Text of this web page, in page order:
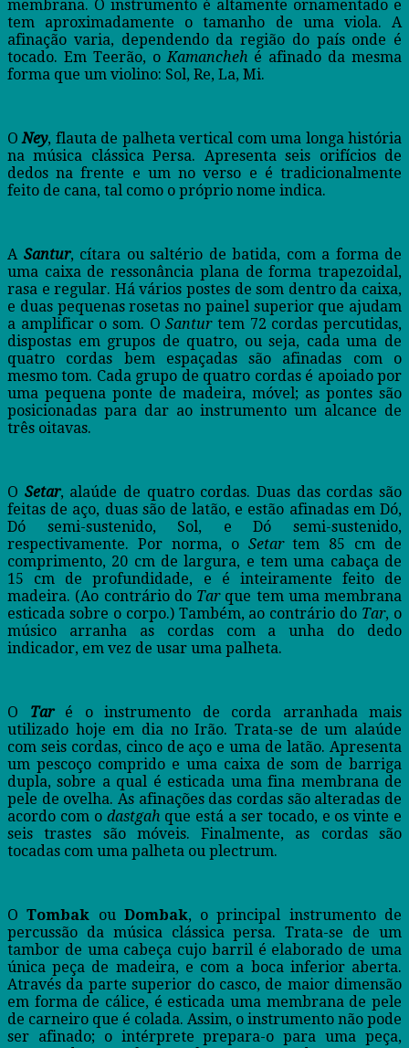
membrana. O instrumento é altamente ornamentado e
tem aproximadamente o tamanho de uma viola. A
afinação varia, dependendo da região do país onde é
tocado. Em Teerão, oKamancheh é afinado da mesma
forma que um violino: Sol, Re, La, Mi.
O Ney, flauta de palheta vertical com uma longa história
na música clássica Persa. Apresenta seis orifícios de
dedos na frente e um no verso e é tradicionalmente
feito de cana, tal como o próprio nome indica.
ASantur, cítara ou saltério de batida, com a forma de
uma caixa de ressonância plana de forma trapezoidal,
rasa e regular. Há vários postes de som dentro da caixa,
e duas pequenas rosetas no painel superior que ajudam
a amplificar o som. OSanturtem 72 cordas percutidas,
dispostas em grupos de quatro, ou seja, cada uma de
quatro cordas bem espaçadas são afinadas com o
mesmo tom. Cada grupo de quatro cordas é apoiado por
uma pequena ponte de madeira, móvel; as pontes são
posicionadas para dar ao instrumento um alcance de
três oitavas.
O Setar, alaúde de quatro cordas. Duas das cordas são
feitas de aço, duas são de latão, e estão afinadas em Dó,
Dó semi-sustenido, Sol, e Dó semi-sustenido,
respectivamente. Por norma, o Setartem 85 cm de
comprimento, 20 cm de largura, e tem uma cabaça de
15 cm de profundidade, e é inteiramente feito de
madeira. (Ao contrário do Tarque tem uma membrana
esticada sobre o corpo.) Também, ao contrário do Tar, o
músico arranha as cordas com a unha do dedo
indicador, em vez de usar uma palheta.
O Taré o instrumento de corda arranhada mais
utilizado hoje em dia no Irão. Trata-se de um alaúde
com seis cordas, cinco de aço e uma de latão. Apresenta
um pescoço comprido e uma caixa de som de barriga
dupla, sobre a qual é esticada uma fina membrana de
pele de ovelha. As afinações das cordas são alteradas de
acordo com o dastgah que está a ser tocado, e os vinte e
seis trastes são móveis. Finalmente, as cordas são
tocadas com uma palheta ou plectrum.
O Tombak ouDombak, o principal instrumento de
percussão da música clássica persa. Trata-se de um
tambor de uma cabeça cujo barril é elaborado de uma
única peça de madeira, e com a boca inferior aberta.
Através da parte superior do casco, de maior dimensão
em forma de cálice, é esticada uma membrana de pele
de carneiro que é colada. Assim, o instrumento não pode
ser afinado; o intérprete prepara-o para uma peça,